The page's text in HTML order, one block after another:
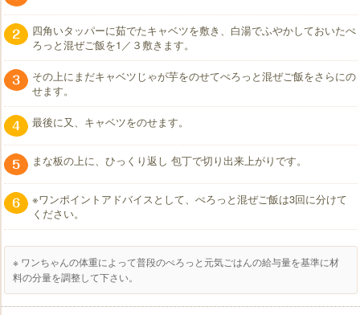
四角いタッパーに茹でたキャベツを敷き、白湯でふやかしておいたぺ
ろっと混ぜご飯を1／３敷きます。
その上にまだキャベツじゃが芋をのせてぺろっと混ぜご飯をさらにの
せます。
最後に又、キャベツをのせます。
まな板の上に、ひっくり返し 包丁で切り出来上がりです。
※ワンポイントアドバイスとして、ぺろっと混ぜご飯は3回に分けて
ください。
※ ワンちゃんの体重によって普段のぺろっと元気ごはんの給与量を基準に材
料の分量を調整して下さい。